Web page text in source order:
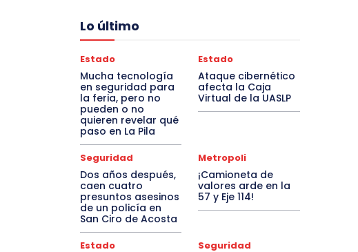
Lo último
Estado
Mucha tecnología
en seguridad para
la feria, pero no
pueden o no
quieren revelar qué
paso en La Pila
Estado
Ataque cibernético
afecta la Caja
Virtual de la UASLP
Seguridad
Dos años después,
caen cuatro
presuntos asesinos
de un policía en
San Ciro de Acosta
Metropoli
¡Camioneta de
valores arde en la
57 y Eje 114!
Estado Seguridad